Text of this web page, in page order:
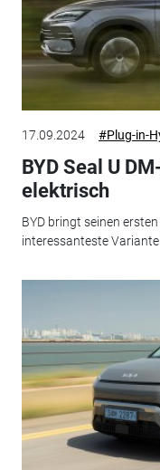
17.09.2024 #Plug-in-
BYD Seal U
elektrisch
BYD bringt seinen
interessanteste